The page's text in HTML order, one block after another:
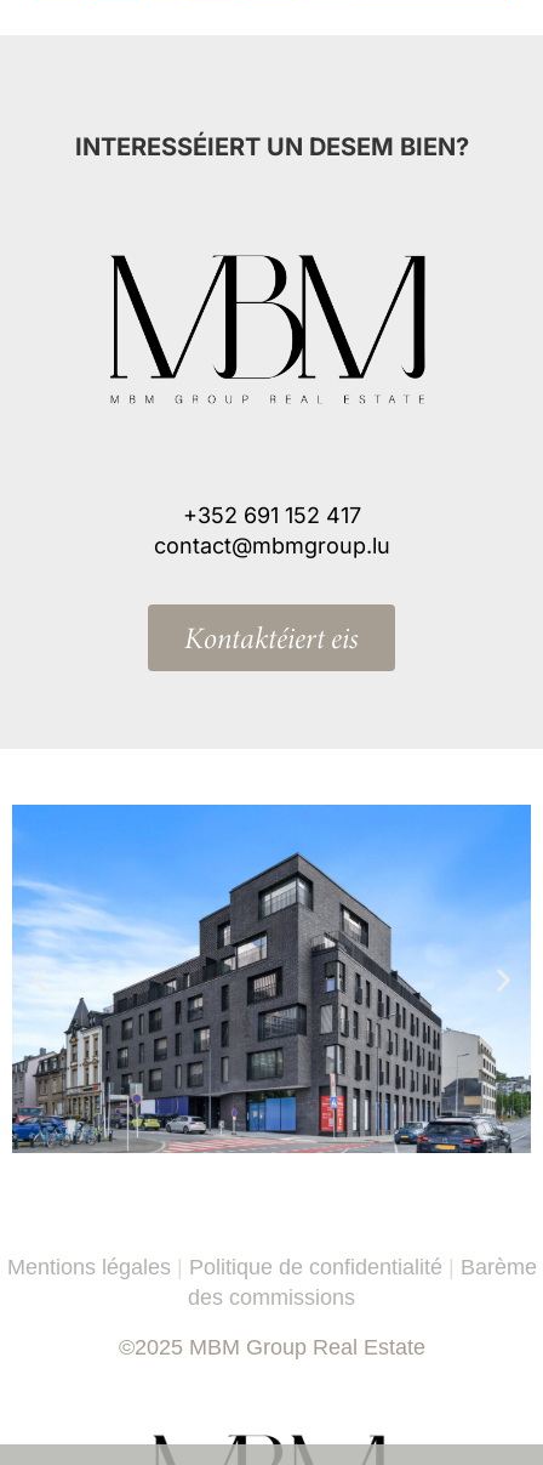
INTERESSÉIERT UN DESEM BIEN?
+352 691 152 417
contact@mbmgroup.lu
Kontaktéiert eis
Mentions légales| Politique de confidentialité
Barème
des commissions
©2025 MBM Group Real Estate